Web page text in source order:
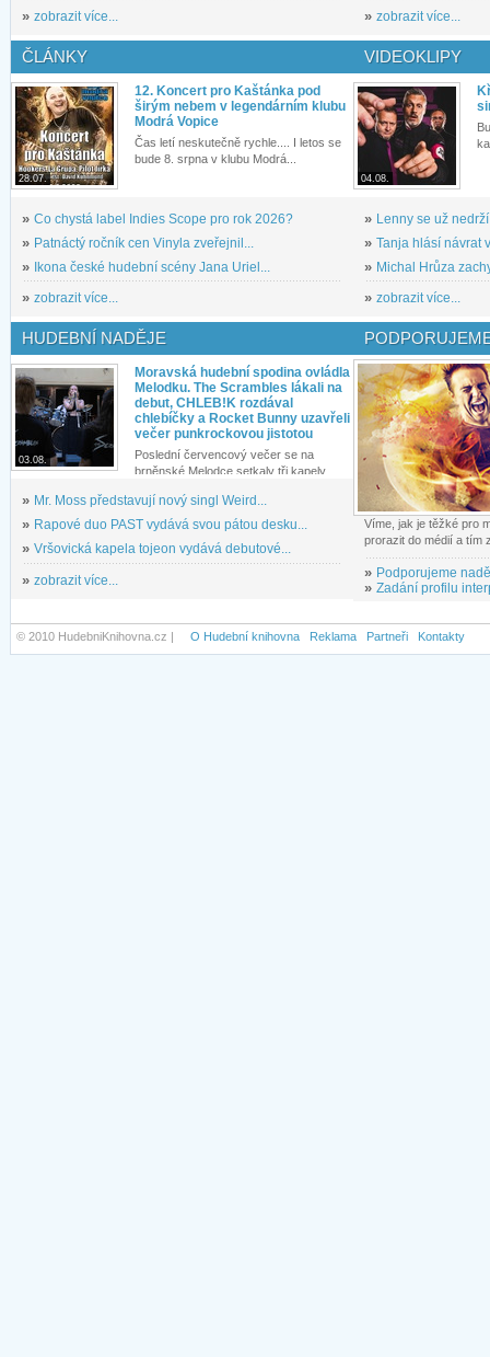
» zobrazit více... » zobrazit více...
ČLÁNKY
28.07.
12. Koncert pro Kaštánka pod
širým nebem v legendárním klubu
Modrá Vopice
Čas letí neskutečně rychle.... I letos se
bude 8. srpna v klubu Modrá...
» Co chystá label Indies Scope pro rok 2026?
» Patnáctý ročník cen Vinyla zveřejnil...
»
Ikona české hudební scény Jana Uriel...
» zobrazit více...
VIDEOKLIPY
04.08.
» Lenny se už
» Tanja hlásí návrat
» Michal Hrůza
» zobrazit více...
HUDEBNÍ NADĚJE
03.08.
Moravská hudební spodina ovládla
Melodku. The Scrambles lákali na
debut, CHLEB!K rozdával
chlebíčky a Rocket Bunny uzavřeli
večer punkrockovou jistotou
Poslední červencový večer se na
brněnské Melodce setkaly tři kapely...
» Mr. Moss představují nový singl Weird...
» Rapové duo PAST vydává svou pátou desku...
» Vršovická kapela tojeon vydává debutové...
» zobrazit více...
Víme, jak je těžké pro
prorazit do médií a tím
» Podporujeme
» Zadání profilu
© 2010 HudebniKnihovna.cz | O Hudební knihovna Reklama Partneři Kontakty